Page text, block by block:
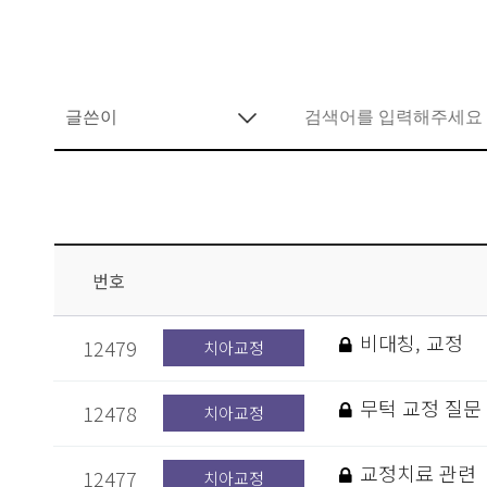
번호
12479 치아교정 비대칭, 교정
12478 치아교정 무턱 교정 질문
12477 치아교정 교정치료 관련